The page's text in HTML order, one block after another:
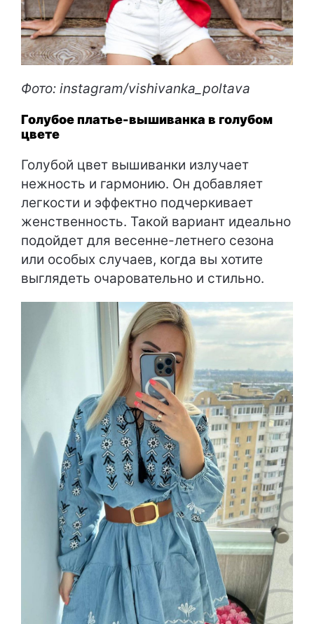
Фото: instagram/vishivanka_poltava
Голубое платье-вышиванка в голубом
цвете
Голубой цвет вышиванки излучает
нежность и гармонию. Он добавляет
легкости и эффектно подчеркивает
женственность. Такой вариант идеально
подойдет для весенне-летнего сезона
или особых случаев, когда вы хотите
выглядеть очаровательно и стильно.